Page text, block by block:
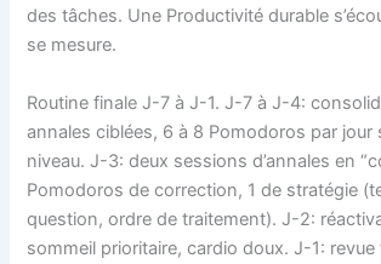
des tâches. Une Productivité durable
se mesure.
Routine finale J-7 à J-1. J-7 à J-4:
annales ciblées, 6 à 8 Pomodoros par jour
niveau. J-3: deux sessions d’annales en
Pomodoros de correction, 1 de stratégie
question, ordre de traitement). J-2:
sommeil prioritaire, cardio doux. J-1: